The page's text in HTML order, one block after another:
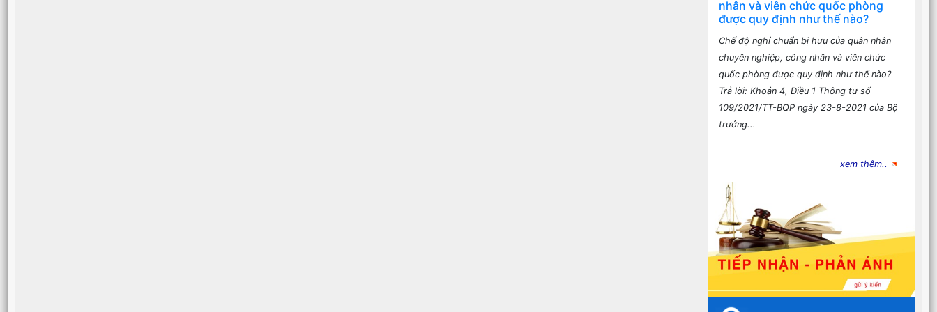
nhân và viên chức quốc phòng
được quy định như thế nào?
Chế độ nghỉ chuẩn bị hưu của quân nhân
chuyên nghiệp, công nhân và viên chức
quốc phòng được quy định như thế nào?
Trả lời: Khoản 4, Điều 1 Thông tư số
109/2021/TT-BQP ngày 23-8-2021 của Bộ
trưởng...
xem thêm..